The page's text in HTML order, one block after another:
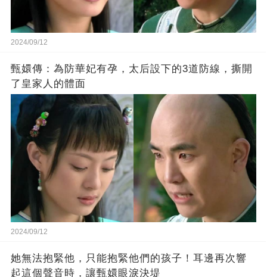
2024/09/12
甄嬛傳：為防華妃有孕，太后設下的3道防線，撕開
了皇家人的體面
2024/09/12
她無法抱緊他，只能抱緊他們的孩子！耳邊再次響
起這個聲音時，讓甄嬛眼淚決堤